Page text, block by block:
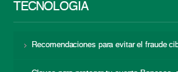
TECNOLOGÍA
Recomendaciones para evitar el fraude